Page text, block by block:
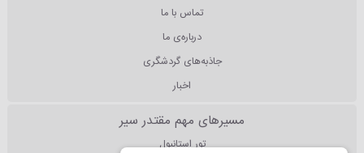
تماس با ما
درباره‌ی ما
جاذبه‌های گردشگری
اخبار
مسیرهای مهم مقتدر سیر
تور استانبول